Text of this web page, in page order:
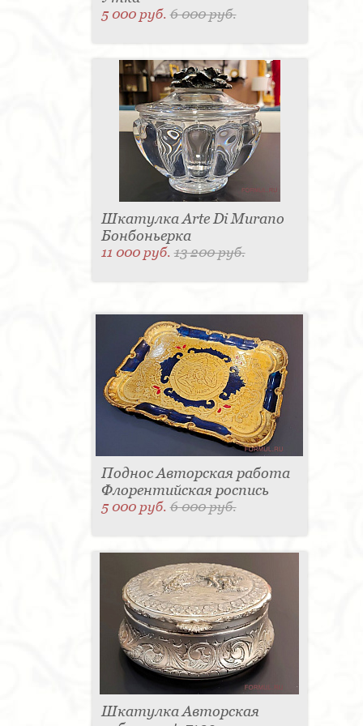
5 000 руб.6 000 руб.
Шкатулка Arte Di Murano
Бонбоньерка
11 000 руб.13 200 руб.
Поднос Авторская работа
Флорентийская роспись
5 000 руб.6 000 руб.
Шкатулка Авторская